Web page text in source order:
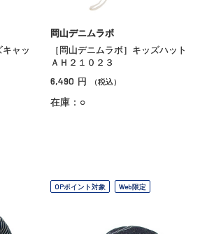
キャッ
岡山デニムラボ
［岡山デニムラボ］キッズハット
ＡＨ２１０２３
6,490 円 （税込）
在庫：○
OPポイント対象 Web限定